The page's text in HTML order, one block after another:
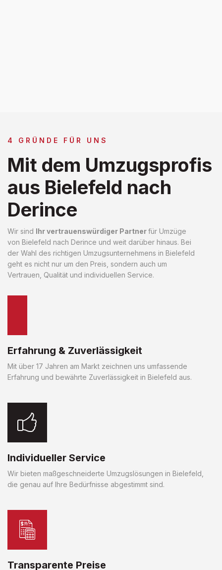
4 GRÜNDE FÜR UNS
Mit dem Umzugsprofis
aus Bielefeld nach
Derince
Wir sind Ihr vertrauenswürdiger Partnerfür Umzüge
von Bielefeld nach Derince und weit darüber hinaus. Bei
der Wahl des richtigen Umzugsunternehmens in Bielefeld
geht es nicht nur um den Preis, sondern auch um
Vertrauen, Qualität und individuellen Service.
Erfahrung & Zuverlässigkeit
Mit über 17 Jahren am Markt zeichnen uns umfassende
Erfahrung und bewährte Zuverlässigkeit in Bielefeld aus.
Individueller Service
Wir bieten maßgeschneiderte Umzugslösungen in Bielefeld,
die genau auf Ihre Bedürfnisse abgestimmt sind.
Transparente Preise